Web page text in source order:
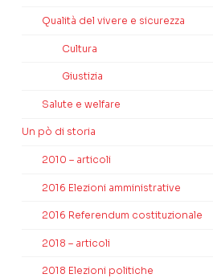
Qualità del vivere e sicurezza
Cultura
Giustizia
Salute e welfare
Un pò di storia
2010 – articoli
2016 Elezioni amministrative
2016 Referendum costituzionale
2018 – articoli
2018 Elezioni politiche